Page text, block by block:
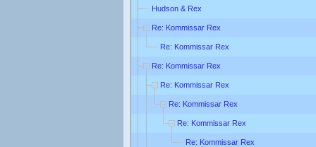
Hudson & Rex
Re: Kommissar Rex
Re: Kommissar Rex
Re: Kommissar Rex
Re: Kommissar Rex
Re: Kommissar Rex
Re: Kommissar Rex
Re: Kommissar Rex